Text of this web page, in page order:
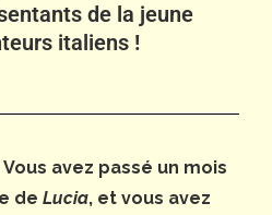
de la jeune
italiens !
Vous avez passé un mois
de Lucia, et vous avez